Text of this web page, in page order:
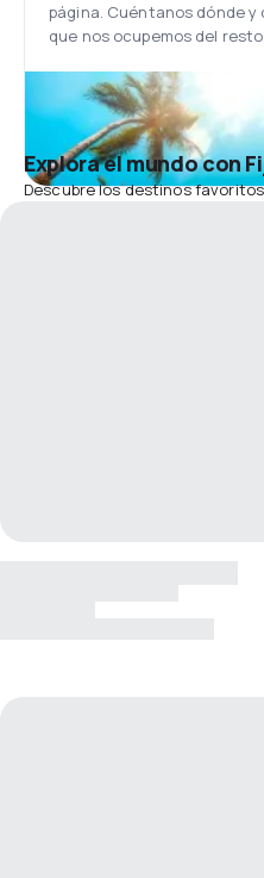
página. Cuéntanos dónde
que nos ocupemos del resto.
Explora el mundo con
Descubre los destinos